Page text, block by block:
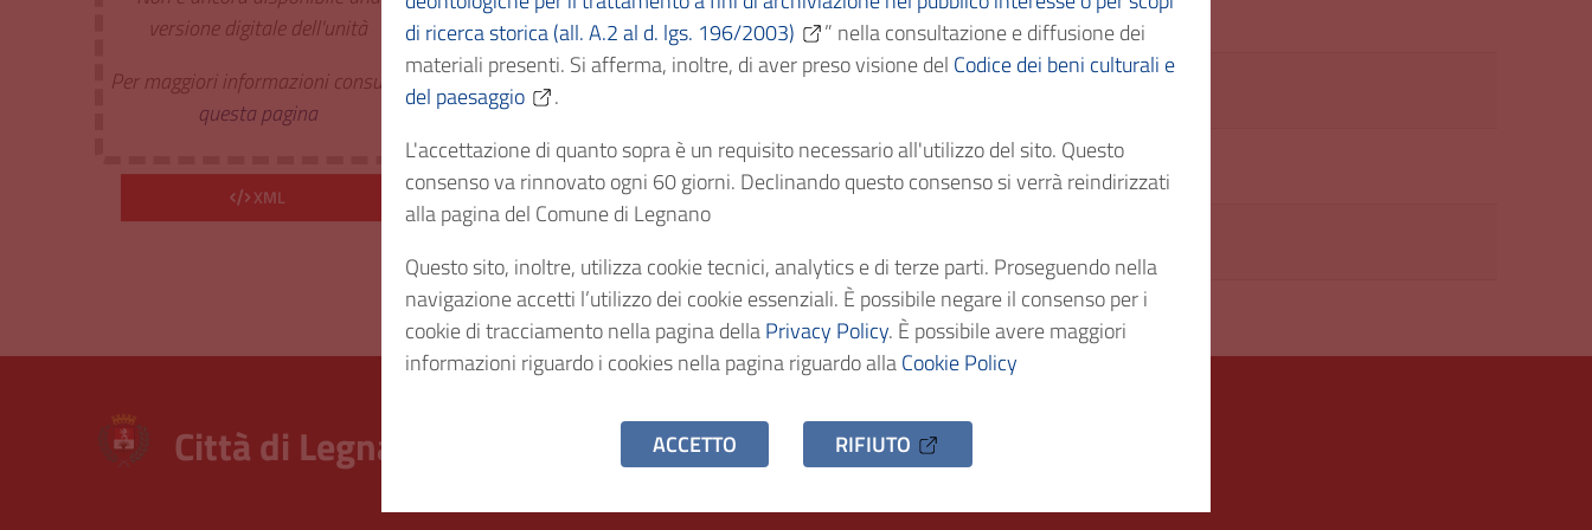
di ricerca storica (all. A.2 al d. lgs. 196/2003)
” nella consultazione e diffusione dei
materiali presenti. Si afferma, inoltre, di aver preso visione del Codice dei beni culturali e
del paesaggio
.
L'accettazione di quanto sopra è un requisito necessario all'utilizzo del sito. Questo
consenso va rinnovato ogni 60 giorni. Declinando questo consenso si verrà reindirizzati
alla pagina del Comune di Legnano
Questo sito, inoltre, utilizza cookie tecnici, analytics e di terze parti. Proseguendo nella
navigazione accetti l’utilizzo dei cookie essenziali. È possibile negare il consenso per i
cookie di tracciamento nella pagina dellaPrivacy Policy. È possibile avere maggiori
informazioni riguardo i cookies nella pagina riguardo allaCookie Policy
ACCETTO RIFIUTO
versione digitale dell'unità
Per maggiori informazioni consulta
questa pagina
XML
Estr. Cronologici 26/2/1905
Cod. Identificativo
Consistenza 1 fascicolo
Città di Legnano – Archivio Storico